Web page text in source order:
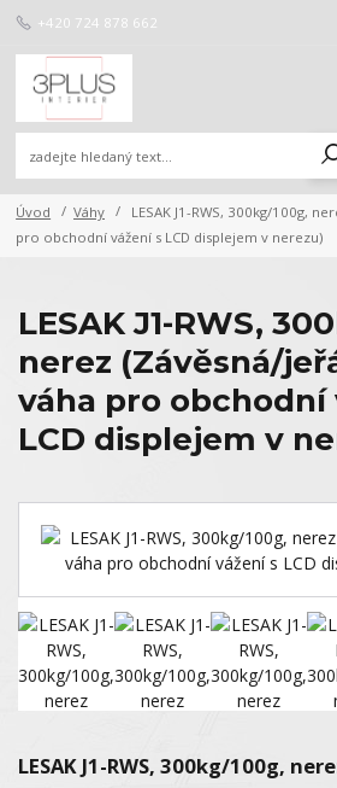
+420 724 878 662
Úvod Váhy
LESAK J1-RWS, 300kg/100g,
pro obchodní vážení s LCD displejem v nerezu)
LESAK J1-RWS,
nerez (Závěsná/
váha pro obchodní
LCD displejem v
LESAK J1-RWS, 300kg/100g,